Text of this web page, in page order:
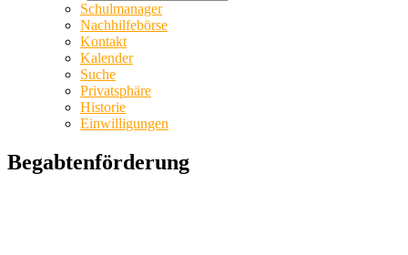
Schulmanager
Nachhilfebörse
Kontakt
Kalender
Suche
Privatsphäre
Historie
Einwilligungen
Begabtenförderung